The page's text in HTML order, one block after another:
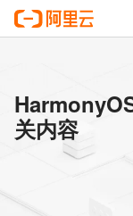
关内容